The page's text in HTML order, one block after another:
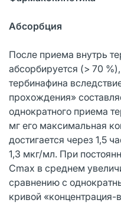
Абсорбция
После приема внутрь
абсорбируется (> 70
тербинафина
прохождения»
однократного приема
мг его максимальная
достигается через 1,5
1,3 мкг/мл. При
Cmax в среднем
сравнению с
кривой